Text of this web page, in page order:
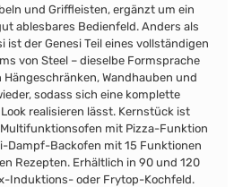
und Griffleisten, ergänzt um ein
ablesbares Bedienfeld. Anders als
ist der Genesi Teil eines vollständigen
von Steel – dieselbe Formsprache
Wandhauben und
sodass sich eine komplette
realisieren lässt. Kernstück ist
mit Pizza-Funktion
Dampf-Backofen mit 15 Funktionen
Rezepten. Erhältlich in 90 und 120
Induktions- oder Frytop-Kochfeld.